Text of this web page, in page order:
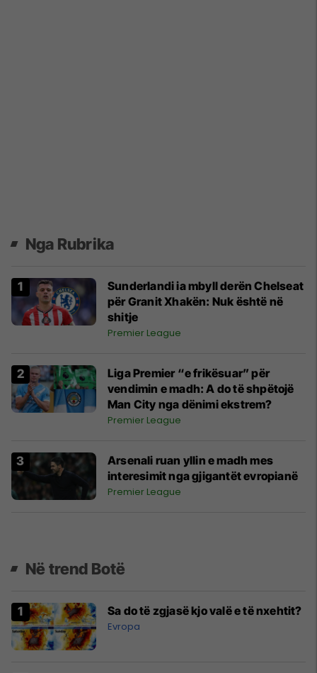
Nga Rubrika
Sunderlandi ia mbyll derën Chelseat
për Granit Xhakën: Nuk është në
shitje
Premier League
Liga Premier “e frikësuar” për
vendimin e madh: A do të shpëtojë
Man City nga dënimi ekstrem?
Premier League
Arsenali ruan yllin e madh mes
interesimit nga gjigantët evropianë
Premier League
Në trend Botë
Sa do të zgjasë kjo valë e të nxehtit?
Evropa